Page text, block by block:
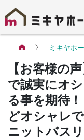
ミキヤホ
【お客様の
で誠実にオ
る事を期待
どオシャレ
ニットバスリ